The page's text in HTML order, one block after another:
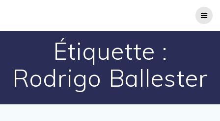
Étiquette :
Rodrigo Ballester